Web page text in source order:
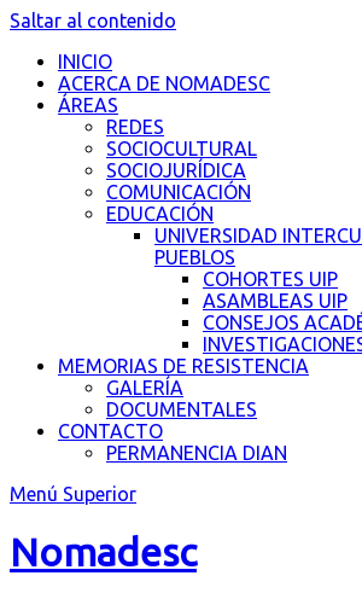
Saltar al contenido
INICIO
ACERCA DE NOMADESC
ÁREAS
REDES
SOCIOCULTURAL
SOCIOJURÍDICA
COMUNICACIÓN
EDUCACIÓN
UNIVERSIDAD
PUEBLOS
COHORTES UIP
ASAMBLEAS UIP
CONSEJOS
MEMORIAS DE RESISTENCIA
GALERÍA
DOCUMENTALES
CONTACTO
PERMANENCIA DIAN
Menú Superior
Nomadesc